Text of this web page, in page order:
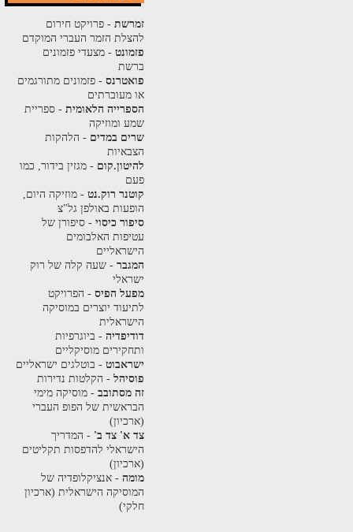
זמרשת- פרויקט חירום
להצלת הזמר העברי המוקדם
פזמונט- מצעדי פזמונים
ברשת
פואטרנס- פזמונים מתורגמים
או מעוברתים
הספרייה הלאומית- ספריית
שמע ומוזיקה
שרים במדים - הלהקות
הצבאיות
להיטון.קום - מגזין בידור, כמו
פעם
קוטנר רוק.נט- מוזיקה היום,
הופעות באולפן גל"צ
סיפור כיסוי- סיפורן של
עטיפות האלבומים
הישראליים
המגבר- שעה קלה של רוק
ישראלי
מפעל הפיס- הפרויקט
לתיעוד יוצרים במוסיקה
הישראלית
דודיפדיה- ביוגרפיות
ותחקירים מוסיקליים
ישראבוט- בוטלגים ישראליים
פוסיהל- הקלטות נדירות
זה מסתובב- מוסיקה מימי
הבראשית של הפופ העברי
(ארכיון)
צד א' צד ב' - המדריך
הישראלי להדפסות תקליטים
(ארכיון)
מומה- אנציקלופדיה של
המוסיקה הישראלית (ארכיון
חלקי)